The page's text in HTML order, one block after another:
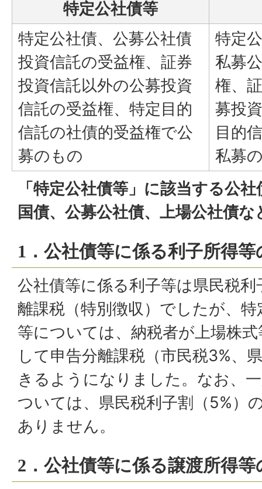
特定公社債等
特定公社債、公募公社債
投資信託の受益権、証券
投資信託以外の公募投資
信託の受益権、特定目的
信託の社債的受益権で公
募のもの
特定
私募
権、
募投
目的
私募
「特定公社債等」に該当する公
国債、公募公社債、上場公社債な
1．公社債等に係る利子所得等
公社債等に係る利子等は県民税
離課税（特別徴収）でしたが、
等については、納税者が上場株
して申告分離課税（市民税3%、
きるようになりました。なお、
ついては、県民税利子割（5%）
ありません。
2．公社債等に係る譲渡所得等